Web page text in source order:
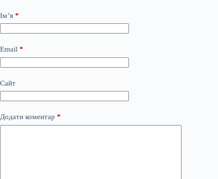
Ім’я *
Email *
Сайт
Додати коментар *